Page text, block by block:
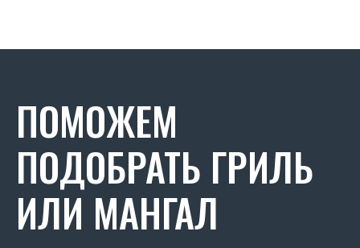
ПОМОЖЕМ
ПОДОБРАТЬ ГРИЛЬ
ИЛИ МАНГАЛ